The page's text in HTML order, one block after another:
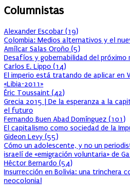
Columnistas
Alexander Escobar (19)
Colombia: Medios alternativos y el
Amílcar Salas Oroño (5)
Desafíos y gobernabilidad del próximo
Carlos E. Lippo (14)
El imperio está tratando de aplicar en
«Libia-2011»
Éric Toussaint (42)
Grecia 2015 | De la esperanza a la
el futuro
Fernando Buen Abad Domínguez (101)
El capitalismo como sociedad de la
Gideon Levy (55)
Cómo un adolescente, y no un
israelí de «emigración voluntaria» de
Héctor Bernardo (54)
Insurrección en Bolivia: una trinchera
neocolonial